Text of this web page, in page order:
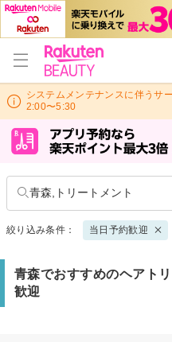
システムメンテナンスに伴うサ
2:00〜5:30
青森,トリートメント
絞り込み条件： 当日予約歓迎
青森でおすすめのヘアト
歓迎